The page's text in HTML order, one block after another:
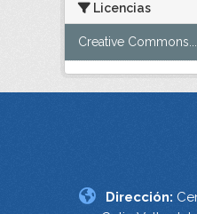
Licencias
Creative Commons...
Dirección: